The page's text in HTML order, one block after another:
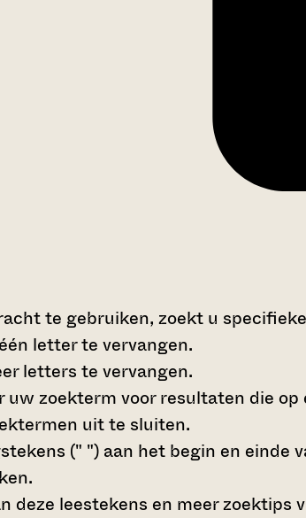
te gebruiken, zoekt u
letter te vervangen.
letters te vervangen.
uw zoekterm voor resultaten die op
uit te sluiten.
(" ") aan het begin en einde
deze leestekens en meer zoektips